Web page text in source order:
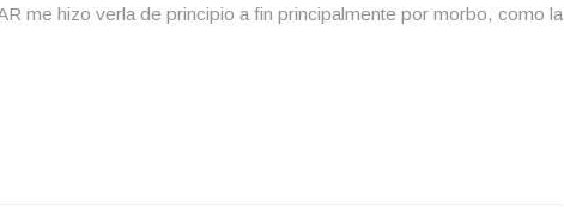
me hizo verla de principio a fin principalmente por morbo, como la